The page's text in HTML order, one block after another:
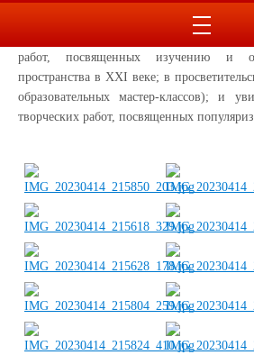
"ДОСТУПНЫЙ КОСМОС".
Ребята приняли участие в конкурсе
работ, посвященных изучению и
пространства в XXI веке; в
образовательных мастер-классов); и
творческих работ, посвященных